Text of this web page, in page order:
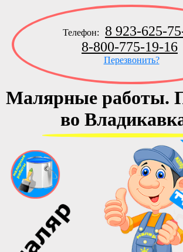
Телефон:
8 923-625-
8-800-775-19-16
Перезвонить?
Малярные работы.
во